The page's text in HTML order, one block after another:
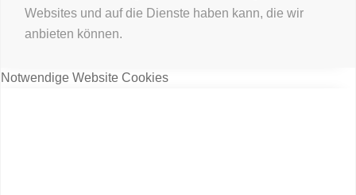
Websites und auf die Dienste haben kann, die wir
anbieten können.
Notwendige Website Cookies